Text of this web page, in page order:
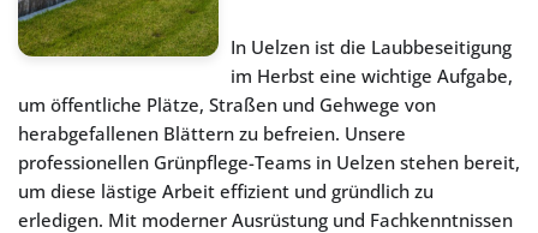
In Uelzen ist die Laubbeseitigung
im Herbst eine wichtige Aufgabe,
um öffentliche Plätze, Straßen und Gehwege von
herabgefallenen Blättern zu befreien. Unsere
professionellen Grünpflege-Teams in Uelzen stehen bereit,
um diese lästige Arbeit effizient und gründlich zu
erledigen. Mit moderner Ausrüstung und Fachkenntnissen